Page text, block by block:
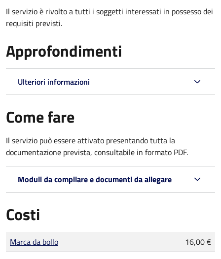
Il servizio è rivolto a tutti i soggetti interessati in possesso dei
requisiti previsti.
Approfondimenti
Ulteriori informazioni
Come fare
Il servizio può essere attivato presentando tutta la
documentazione prevista, consultabile in formato PDF.
Moduli da compilare e documenti da allegare
Costi
Tipo di pagamento
Importo
Marca da bollo 16,00 €